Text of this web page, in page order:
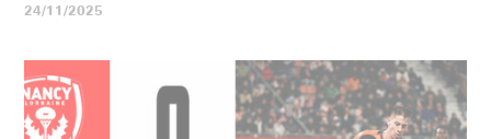
24/11/2025